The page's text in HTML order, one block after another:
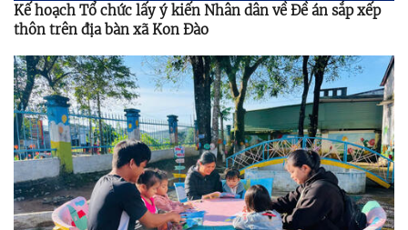
Kế hoạch Tổ chức lấy ý kiến Nhân dân về Đề án sắp xếp
thôn trên địa bàn xã Kon Đào